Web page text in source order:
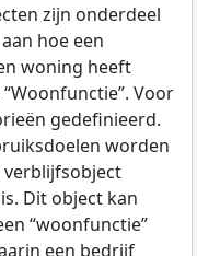
zijn onderdeel
hoe een
woning heeft
Voor
gedefinieerd.
worden
verblijfsobject
Dit object kan
“woonfunctie”
een bedrijf